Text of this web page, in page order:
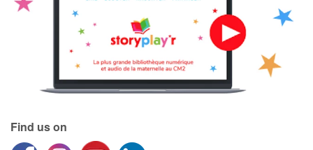
Find us on